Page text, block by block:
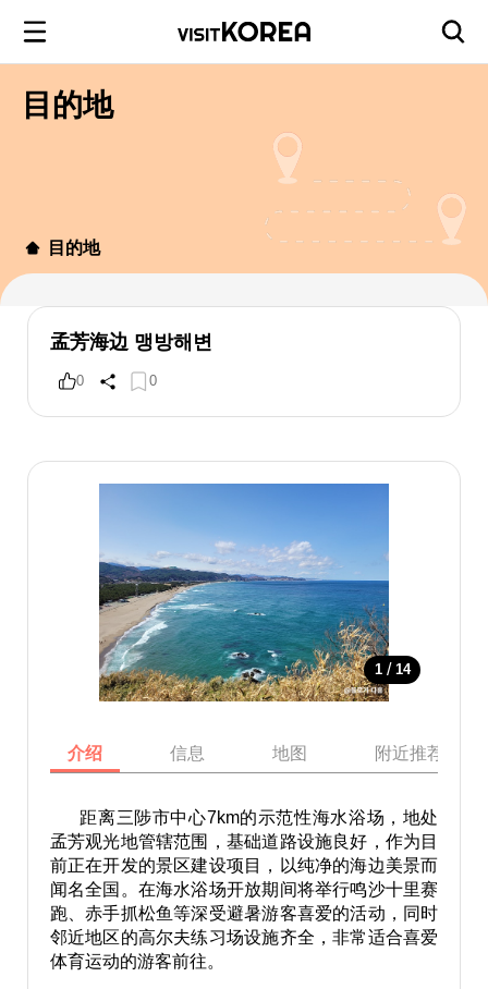
目的地
目的地
孟芳海边 맹방해변
0 0
1 / 14
介绍 信息 地图 附近推荐景点
距离三陟市中心7km的示范性海水浴场，地处
孟芳观光地管辖范围，基础道路设施良好，作为目
前正在开发的景区建设项目，以纯净的海边美景而
闻名全国。在海水浴场开放期间将举行鸣沙十里赛
跑、赤手抓松鱼等深受避暑游客喜爱的活动，同时
邻近地区的高尔夫练习场设施齐全，非常适合喜爱
体育运动的游客前往。